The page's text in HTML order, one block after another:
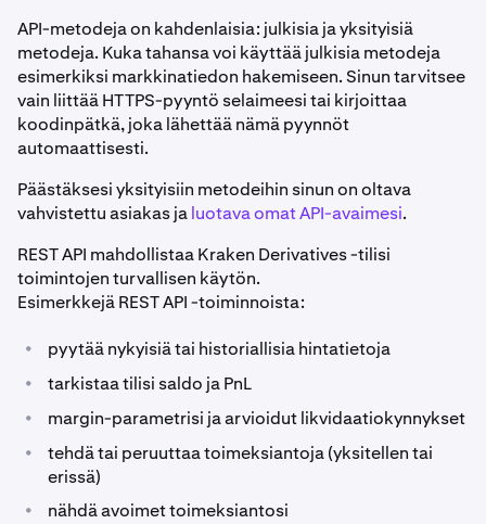
API-metodeja on kahdenlaisia: julkisia ja yksityisiä
metodeja. Kuka tahansa voi käyttää julkisia metodeja
esimerkiksi markkinatiedon hakemiseen. Sinun tarvitsee
vain liittää HTTPS-pyyntö selaimeesi tai kirjoittaa
koodinpätkä, joka lähettää nämä pyynnöt
automaattisesti.
Päästäksesi yksityisiin metodeihin sinun on oltava
vahvistettu asiakas jaluotava omat API-avaimesi.
REST API mahdollistaa Kraken Derivatives -tilisi
toimintojen turvallisen käytön.
Esimerkkejä REST API -toiminnoista:
• pyytää nykyisiä tai historiallisia hintatietoja
• tarkistaa tilisi saldo ja PnL
• margin-parametrisi ja arvioidut likvidaatiokynnykset
•
tehdä tai peruuttaa toimeksiantoja (yksitellen tai
erissä)
• nähdä avoimet toimeksiantosi